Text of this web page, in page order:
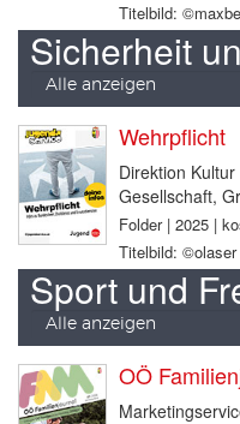
Titelbild:
Sicherheit
Alle anzeigen
Wehrpflicht
Direktion
Gesellschaft,
Folder | 2025 |
Titelbild:
Sport und
Alle anzeigen
OÖ